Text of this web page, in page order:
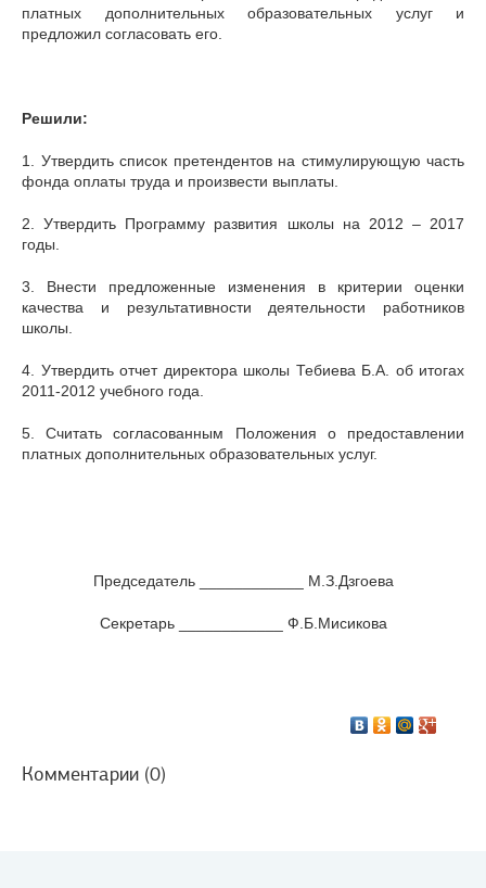
платных дополнительных образовательных услуг и
предложил согласовать его.
Решили:
1. Утвердить список претендентов на стимулирующую часть
фонда оплаты труда и произвести выплаты.
2. Утвердить Программу развития школы на 2012 – 2017
годы.
3. Внести предложенные изменения в критерии оценки
качества и результативности деятельности работников
школы.
4. Утвердить отчет директора школы Тебиева Б.А. об итогах
2011-2012 учебного года.
5. Считать согласованным Положения о предоставлении
платных дополнительных образовательных услуг.
Председатель ____________ М.З.Дзгоева
Секретарь ____________ Ф.Б.Мисикова
Комментарии (0)